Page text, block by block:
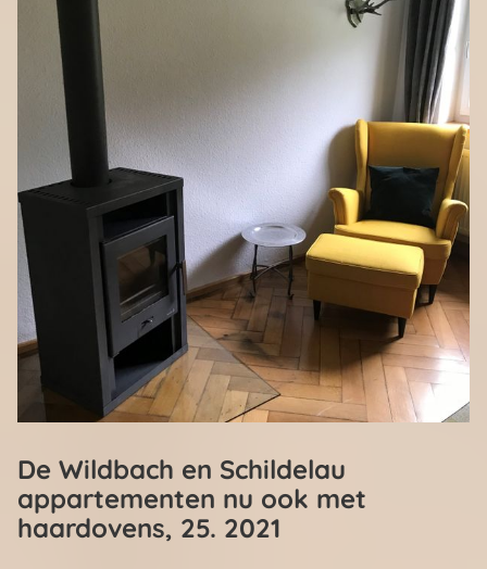
De Wildbach en Schildelau
appartementen nu ook met
haardovens, 25. 2021